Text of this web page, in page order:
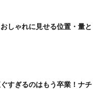
しゃれに見せる位置・量と
ぐすぎるのはもう卒業！ナチ